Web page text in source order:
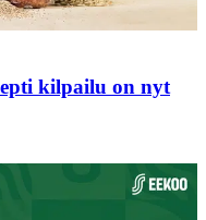
kilpailu on nyt